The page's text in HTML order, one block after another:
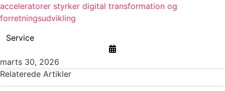
acceleratorer styrker digital transformation og
forretningsudvikling
Service
marts 30, 2026
Relaterede Artikler